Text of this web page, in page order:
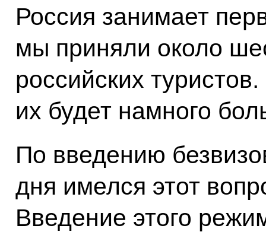
Россия занимает
мы приняли около
российских
их будет намного
По введению
дня имелся этот
Введение этого